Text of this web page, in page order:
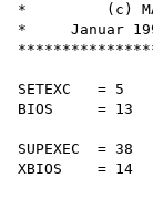
*         (c)
*     Januar
SETEXC   = 5
BIOS     = 13
SUPEXEC  = 38
XBIOS    = 14